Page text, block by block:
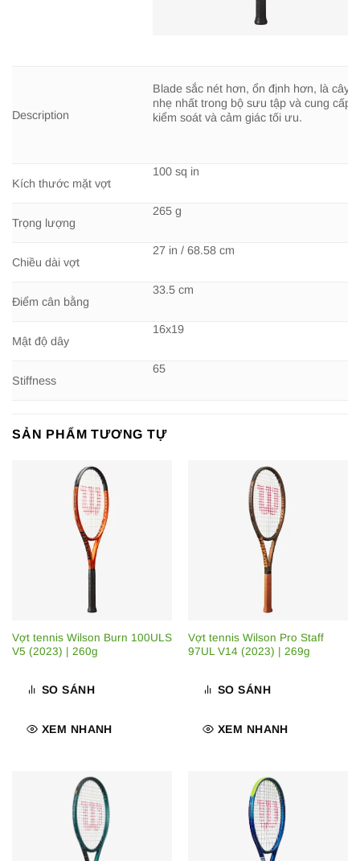
Description
Blade sắc nét hơn, ổn định hơn, là cây
nhẹ nhất trong bộ sưu tập và cung cấp
kiểm soát và cảm giác tối ưu.
Kích thước mặt vợt
100 sq in
Trọng lượng
265 g
Chiều dài vợt
27 in / 68.58 cm
Điểm cân bằng
33.5 cm
Mật độ dây
16x19
Stiffness
65
SẢN PHẨM TƯƠNG TỰ
Vợt tennis Wilson Burn 100ULS
V5 (2023) | 260g
SO SÁNH
XEM NHANH
Vợt tennis Wilson Pro Staff
97UL V14 (2023) | 269g
SO SÁNH
XEM NHANH